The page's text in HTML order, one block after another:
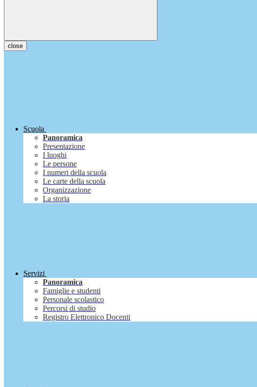
close
Scuola
Panoramica
Presentazione
I luoghi
Le persone
I numeri della scuola
Le carte della scuola
Organizzazione
La storia
Servizi
Panoramica
Famiglie e studenti
Personale scolastico
Percorsi di studio
Registro Elettronico Docenti